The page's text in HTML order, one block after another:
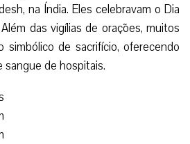
na Índia. Eles celebravam o Dia
das vigílias de orações, muitos
simbólico de sacrifício, oferecendo
sangue de hospitais.